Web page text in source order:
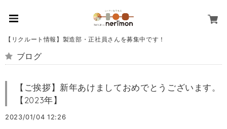
【リクルート情報】製造部・正社員さんを募集中です！
ブログ
【ご挨拶】新年あけましておめでとうございます。
【2023年】
2023/01/04 12:26